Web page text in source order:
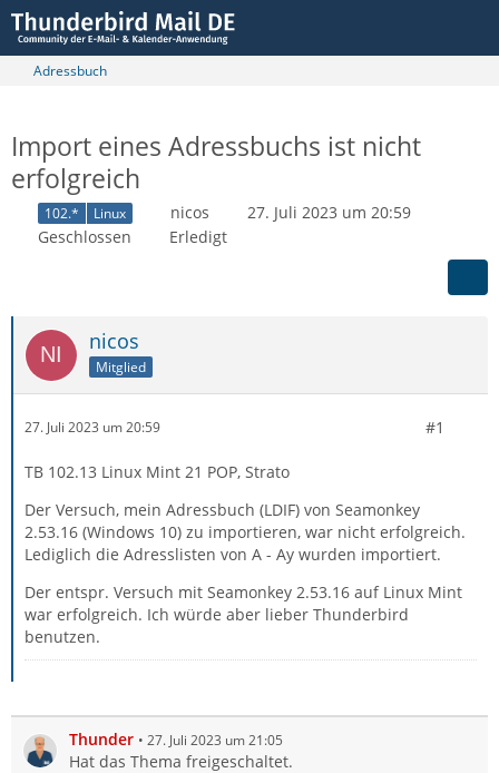
Adressbuch
Import eines Adressbuchs ist nicht
erfolgreich
102.* Linux nicos
27. Juli 2023 um 20:59
Geschlossen
Erledigt
nicos
Mitglied
27. Juli 2023 um 20:59 #1
TB 102.13 Linux Mint 21 POP, Strato
Der Versuch, mein Adressbuch (LDIF) von Seamonkey
2.53.16 (Windows 10) zu importieren, war nicht erfolgreich.
Lediglich die Adresslisten von A - Ay wurden importiert.
Der entspr. Versuch mit Seamonkey 2.53.16 auf Linux Mint
war erfolgreich. Ich würde aber lieber Thunderbird
benutzen.
Thunder 27. Juli 2023 um 21:05
Hat das Thema freigeschaltet.